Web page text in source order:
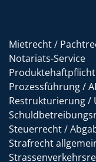
Mietrecht /
Notariats-Service
Prozessführung /
Restrukturierung /
Steuerrecht /
Strafrecht